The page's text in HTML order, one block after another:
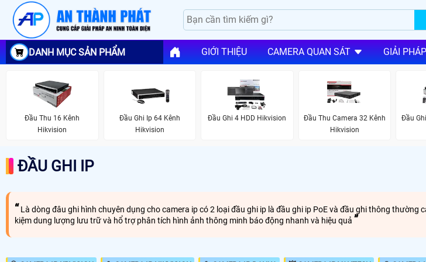
DANH MỤC SẢN PHẨM GIỚI THIỆU CAMERA QUAN SÁT GIẢI PHÁP
Đầu Thu 16 Kênh
Hikvision
Đầu Ghi Ip 64 Kênh
Hikvision
Đầu Ghi 4 HDD Hikvision
Đầu Thu Camera 32 Kênh
Hikvision
Đầu
ĐẦU GHI IP
Là dòng đâu ghi hình chuyên dụng cho camera ip có 2 loại đầu ghi ip là đầu ghi ip PoE và đầu ghi thông
kiệm dung lượng lưu trữ và hổ trợ phân tích hình ảnh thông minh báo động nhanh và hiệu quả